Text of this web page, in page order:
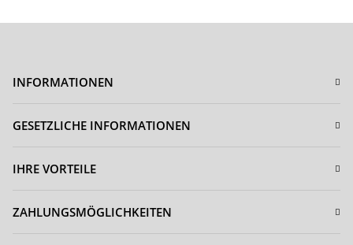
INFORMATIONEN
GESETZLICHE INFORMATIONEN
IHRE VORTEILE
ZAHLUNGSMÖGLICHKEITEN